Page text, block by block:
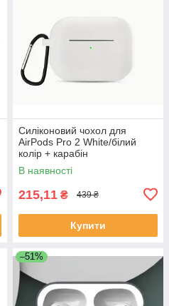
Силіконовий чохол для
AirPods Pro 2 White/білий
колір + карабін
В наявності
215,11 ₴ 439 ₴
Купити
–51%